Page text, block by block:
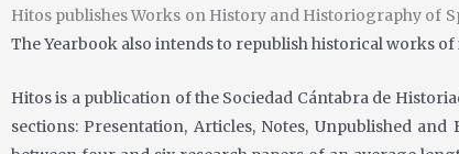
Hitos publishes Works on History and Historiography of
The Yearbook also intends to republish historical works of
Hitos is a publication of the Sociedad Cántabra de
sections: Presentation, Articles, Notes, Unpublished and